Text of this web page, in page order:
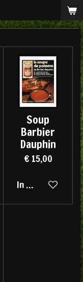
Soup
Barbier
Dauphin
€ 15,00
In winkelwagen